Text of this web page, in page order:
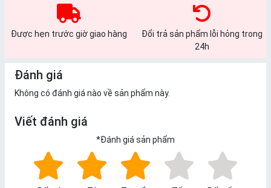
Được hẹn trước giờ giao hàng
Đổi trả sản phẩm lỗi hỏng trong
24h
Đánh giá
Không có đánh giá nào về sản phẩm này.
Viết đánh giá
*Đánh giá sản phẩm